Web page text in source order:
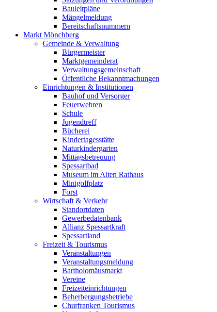
Bauleitpläne
Mängelmeldung
Bereitschaftsnummern
Markt Mönchberg
Gemeinde & Verwaltung
Bürgermeister
Marktgemeinderat
Verwaltungsgemeinschaft
Öffentliche Bekanntmachungen
Einrichtungen & Institutionen
Bauhof und Versorger
Feuerwehren
Schule
Jugendtreff
Bücherei
Kindertagesstätte
Naturkindergarten
Mittagsbetreuung
Spessartbad
Museum im Alten Rathaus
Minigolfplatz
Forst
Wirtschaft & Verkehr
Standortdaten
Gewerbedatenbank
Allianz Spessartkraft
Spessartland
Freizeit & Tourismus
Veranstaltungen
Veranstaltungsmeldung
Bartholomäusmarkt
Vereine
Freizeiteinrichtungen
Beherbergungsbetriebe
Churfranken Tourismus